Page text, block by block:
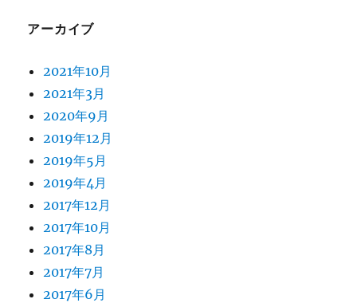
アーカイブ
2021年10月
2021年3月
2020年9月
2019年12月
2019年5月
2019年4月
2017年12月
2017年10月
2017年8月
2017年7月
2017年6月